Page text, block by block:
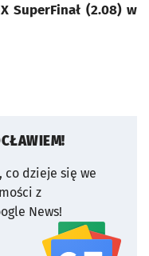
SuperFinał (2.08) w
co dzieje się we
z
News!